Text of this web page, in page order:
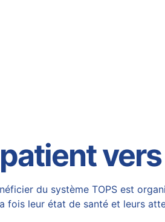
du système TOPS est
fois leur état de santé et leurs